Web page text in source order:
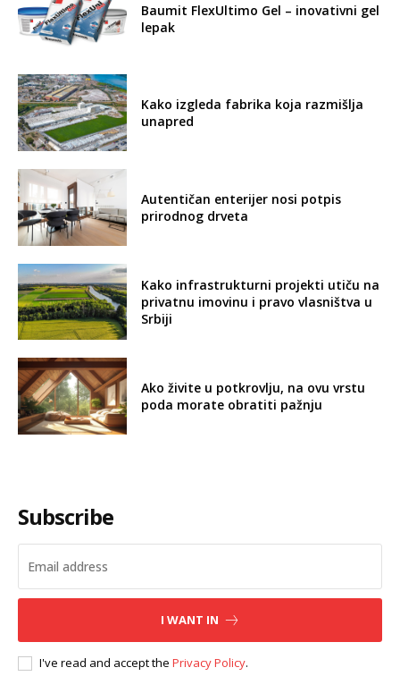
Baumit FlexUltimo Gel – inovativni gel
lepak
Kako izgleda fabrika koja razmišlja
unapred
Autentičan enterijer nosi potpis
prirodnog drveta
Kako infrastrukturni projekti utiču na
privatnu imovinu i pravo vlasništva u
Srbiji
Ako živite u potkrovlju, na ovu vrstu
poda morate obratiti pažnju
Subscribe
I WANT IN
I've read and accept the Privacy Policy.